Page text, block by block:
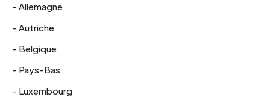
- Allemagne
- Autriche
- Belgique
- Pays-Bas
- Luxembourg